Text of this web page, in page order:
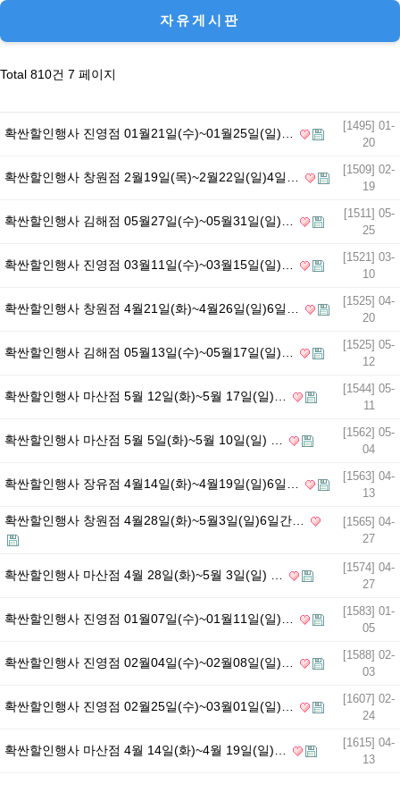
자유게시판
Total 810건 7 페이지
확싼할인행사 진영점 01월21일(수)~01월25일(일)…
[1495] 01-
20
확싼할인행사 창원점 2월19일(목)~2월22일(일)4일…
[1509] 02-
19
확싼할인행사 김해점 05월27일(수)~05월31일(일)…
[1511] 05-
25
확싼할인행사 진영점 03월11일(수)~03월15일(일)…
[1521] 03-
10
확싼할인행사 창원점 4월21일(화)~4월26일(일)6일…
[1525] 04-
20
확싼할인행사 김해점 05월13일(수)~05월17일(일)…
[1525] 05-
12
확싼할인행사 마산점 5월 12일(화)~5월 17일(일)…
[1544] 05-
11
확싼할인행사 마산점 5월 5일(화)~5월 10일(일) …
[1562] 05-
04
확싼할인행사 장유점 4월14일(화)~4월19일(일)6일…
[1563] 04-
13
확싼할인행사 창원점 4월28일(화)~5월3일(일)6일간…
[1565] 04-
27
확싼할인행사 마산점 4월 28일(화)~5월 3일(일) …
[1574] 04-
27
확싼할인행사 진영점 01월07일(수)~01월11일(일)…
[1583] 01-
05
확싼할인행사 진영점 02월04일(수)~02월08일(일)…
[1588] 02-
03
확싼할인행사 진영점 02월25일(수)~03월01일(일)…
[1607] 02-
24
확싼할인행사 마산점 4월 14일(화)~4월 19일(일)…
[1615] 04-
13